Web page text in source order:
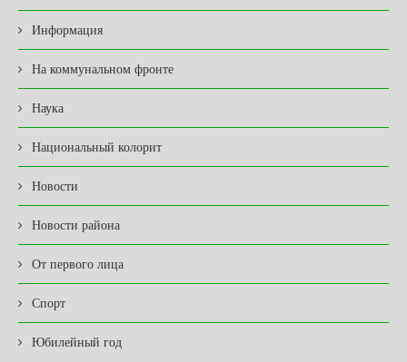
Информация
На коммунальном фронте
Наука
Национальный колорит
Новости
Новости района
От первого лица
Спорт
Юбилейный год